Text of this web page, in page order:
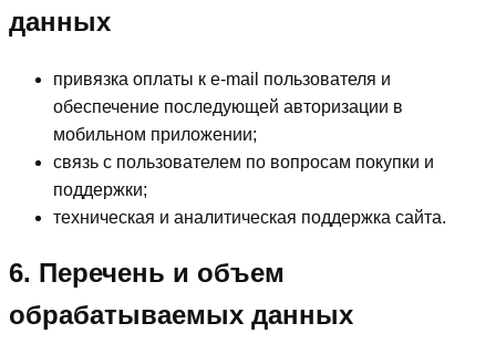
данных
привязка оплаты к e‑mail пользователя и
обеспечение последующей авторизации в
мобильном приложении;
связь с пользователем по вопросам покупки и
поддержки;
техническая и аналитическая поддержка сайта.
6. Перечень и объем
обрабатываемых данных